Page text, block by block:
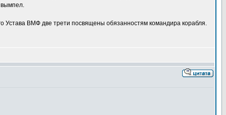
вымпел.
Устава ВМФ две трети посвящены обязанностям командира корабля.